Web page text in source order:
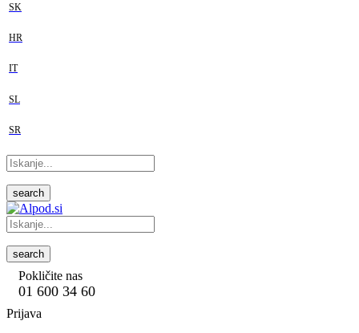
SK
HR
IT
SL
SR
search
search
Pokličite nas
01 600 34 60
Prijava